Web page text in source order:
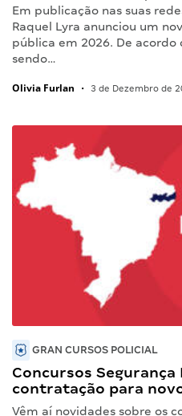
Em publicação nas suas
Raquel Lyra anunciou um
pública em 2026. De
sendo…
Olivia Furlan • 3 de Dezembro de
GRAN CURSOS POLICIAL
Concursos Segurança
contratação para
Vêm aí novidades sobre os